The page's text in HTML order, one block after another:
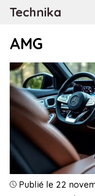
AllerTechnika
AMG
Publié le 22